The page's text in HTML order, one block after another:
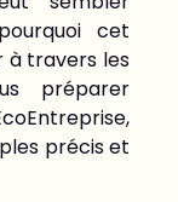
cet
à travers les
préparer
précis et